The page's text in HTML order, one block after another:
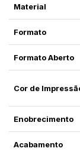
Material
Formato
Formato Aberto
Cor de
Enobrecimento
Acabamento